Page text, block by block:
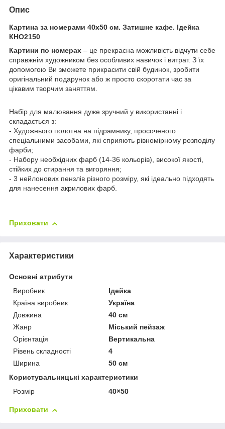
Опис
Картина за номерами 40х50 см. Затишне кафе. Ідейка
КНО2150
Картини по номерах – це прекрасна можливість відчути себе
справжнім художником без особливих навичок і витрат. З їх
допомогою Ви зможете прикрасити свій будинок, зробити
оригінальний подарунок або ж просто скоротати час за
цікавим творчим заняттям.
Набір для малювання дуже зручний у використанні і
складається з:
- Художнього полотна на підрамнику, просоченого
спеціальними засобами, які сприяють рівномірному розподілу
фарби;
- Набору необхідних фарб (14-36 кольорів), високої якості,
стійких до стирання та вигоряння;
- 3 нейлонових пензлів різного розміру, які ідеально підходять
для нанесення акрилових фарб.
Приховати
Характеристики
Основні атрибути
Виробник
Ідейка
Країна виробник
Україна
Довжина
40 см
Жанр
Міський пейзаж
Орієнтація
Вертикальна
Рівень складності
4
Ширина
50 см
Користувальницькі характеристики
Розмір
40×50
Приховати